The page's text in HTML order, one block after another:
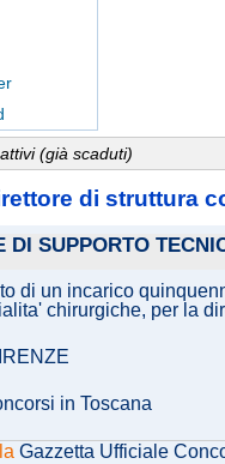
(già scaduti)
di struttura
DI SUPPORTO
di un incarico
chirurgiche, per la
in Toscana
Gazzetta Ufficiale